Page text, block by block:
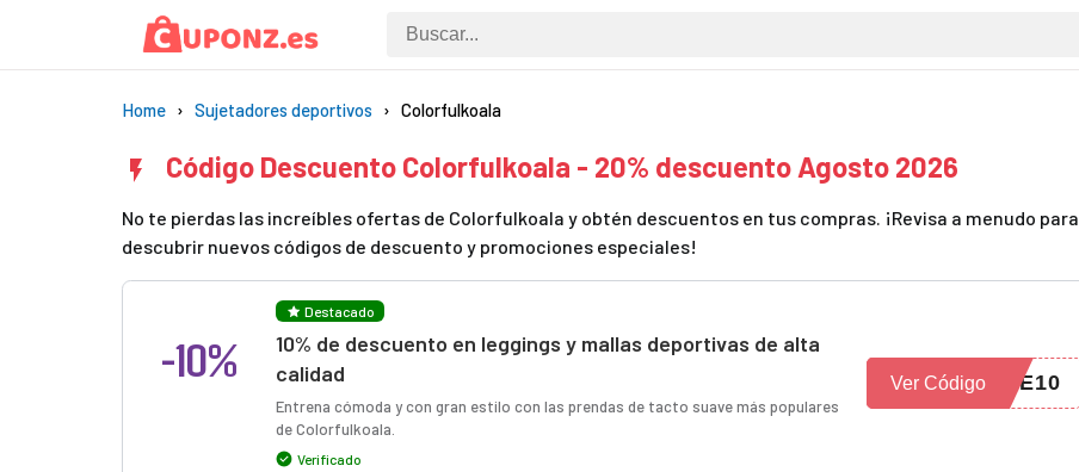
Home Sujetadores deportivos Colorfulkoala
Código Descuento Colorfulkoala - 20% descuento Agosto 2026
No te pierdas las increíbles ofertas de Colorfulkoala y obtén descuentos en tus compras. ¡Revisa a menudo para
descubrir nuevos códigos de descuento y promociones especiales!
-10%
Destacado
10% de descuento en leggings y mallas deportivas de alta
calidad
Entrena cómoda y con gran estilo con las prendas de tacto suave más populares
de Colorfulkoala.
Verificado
NE10
Ver Código